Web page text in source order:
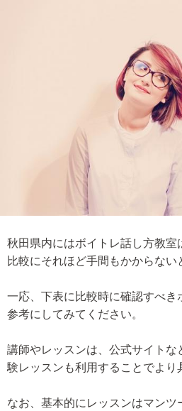
秋田県内にはボイトレ話し方教室
比較にそれほど手間もかからない
一応、下表に比較時に確認すべ
参考にしてみてください。
講師やレッスンは、公式サイト
験レッスンも利用することでより
なお、基本的にレッスンはマンツ